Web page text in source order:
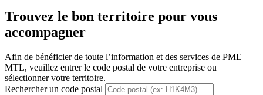
Trouvez le bon territoire pour vous
accompagner
Afin de bénéficier de toute l’information et des services de PME
MTL, veuillez entrer le code postal de votre entreprise ou
sélectionner votre territoire.
Rechercher un code postal